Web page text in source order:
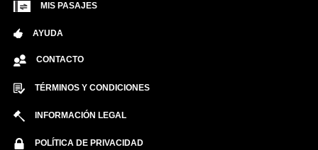
MIS PASAJES
AYUDA
CONTACTO
TÉRMINOS Y CONDICIONES
INFORMACIÓN LEGAL
POLÍTICA DE PRIVACIDAD